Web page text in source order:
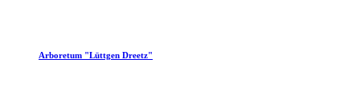
Arboretum "Lüttgen Dreetz"